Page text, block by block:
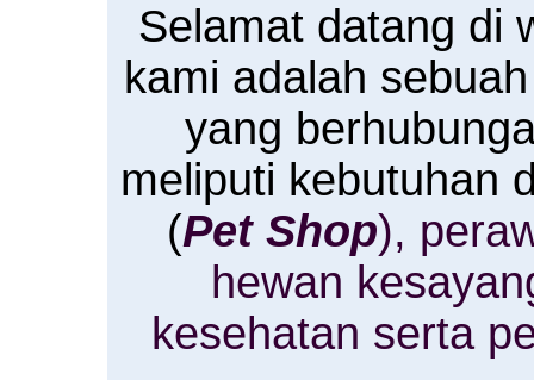
Selamat datang di
kami adalah
yang
meliputi kebutuhan
(Pet Shop),
hewan
kesehatan serta